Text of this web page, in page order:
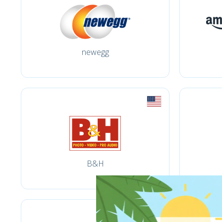
newegg
B&H